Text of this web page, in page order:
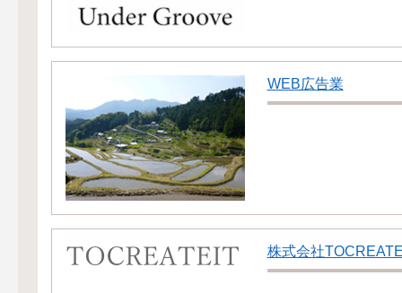
WEB広告業
株式会社